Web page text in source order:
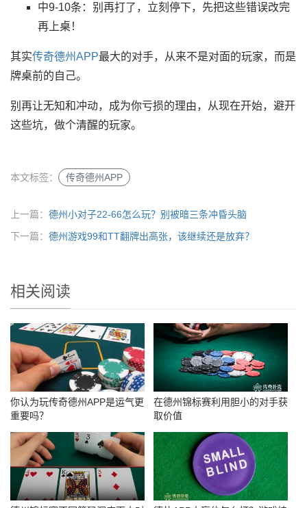
中9-10条：别再打了，立刻停下，先把这些错误改完
再上桌！
其实传奇德州APP最大的对手，从来不是对面的玩家，而是
牌桌前的自己。
别再让无知和冲动，成为你亏损的理由，从现在开始，避开
这些坑，做个清醒的玩家。
本文标签： 传奇德州APP
上一篇： 德州小对子22-66怎么玩？别被暗三条冲昏头脑
下一篇： 德州游戏99和TT翻牌出高张，该继续还是放弃？
相关阅读
你认为玩传奇德州APP是运气更
重要吗？
在德州锦标赛利用胆小的对手获
取价值